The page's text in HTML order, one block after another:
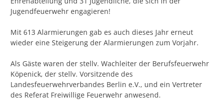
Jugendfeuerwehr engagieren!
Mit 613 Alarmierungen gab es auch dieses Jahr erneut
wieder eine Steigerung der Alarmierungen zum Vorjahr.
Als Gäste waren der stellv. Wachleiter der Berufsfeuerwehr
Köpenick, der stellv. Vorsitzende des
Landesfeuerwehrverbandes Berlin e.V., und ein Vertreter
des Referat Freiwillige Feuerwehr anwesend.